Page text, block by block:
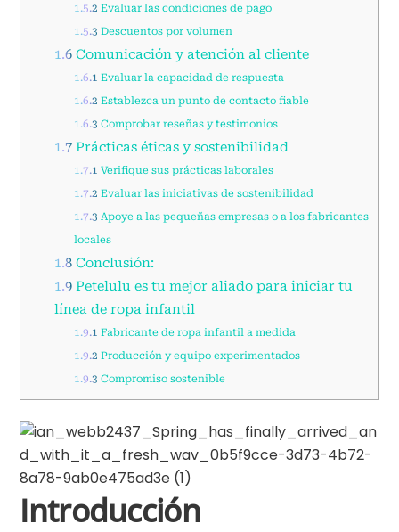
1.5.2 Evaluar las condiciones de pago
1.5.3 Descuentos por volumen
1.6Comunicación y atención al cliente
1.6.1 Evaluar la capacidad de respuesta
1.6.2 Establezca un punto de contacto fiable
1.6.3 Comprobar reseñas y testimonios
1.7Prácticas éticas y sostenibilidad
1.7.1 Verifique sus prácticas laborales
1.7.2 Evaluar las iniciativas de sostenibilidad
1.7.3 Apoye a las pequeñas empresas o a los fabricantes
locales
1.8Conclusión:
1.9Petelulu es tu mejor aliado para iniciar tu
línea de ropa infantil
1.9.1 Fabricante de ropa infantil a medida
1.9.2 Producción y equipo experimentados
1.9.3 Compromiso sostenible
Introducción